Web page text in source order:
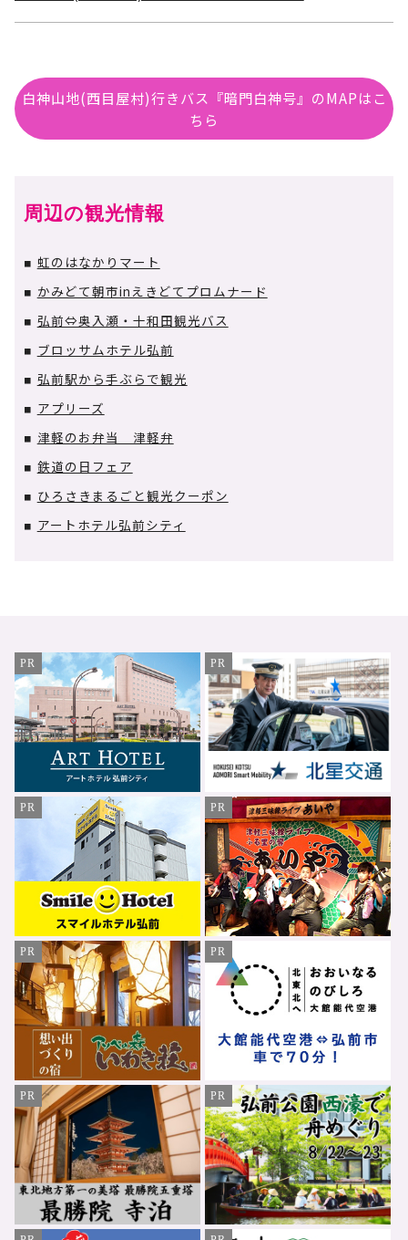
白神山地(西目屋村)行きバス『暗門白神号』のMAPはこ
ちら
周辺の観光情報
■ 虹のはなかりマート
■ かみどて朝市inえきどてプロムナード
■ 弘前⇔奥入瀬・十和田観光バス
■ ブロッサムホテル弘前
■ 弘前駅から手ぶらで観光
■ アプリーズ
■ 津軽のお弁当 津軽弁
■ 鉄道の日フェア
■ ひろさきまるごと観光クーポン
■ アートホテル弘前シティ
PR PR
PR PR
PR PR
PR PR